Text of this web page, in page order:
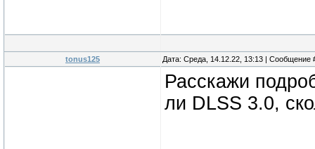
tonus125 Дата: Среда, 14.12.22, 13:13 | Сообщение
Расскажи
ли DLSS 3.0,